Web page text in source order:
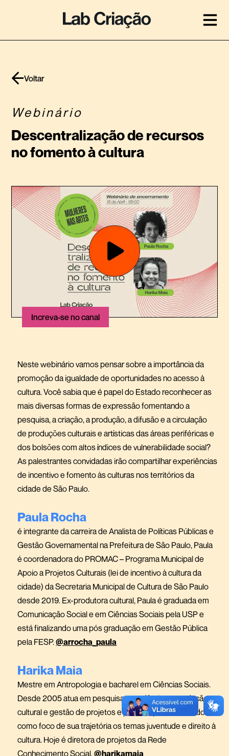
Voltar
Webinário
Descentralização de recursos
no fomento à cultura
Increva-se no canal
Neste webinário vamos pensar sobre a importância da
promoção da igualdade de oportunidades no acesso à
cultura. Você sabia que é papel do Estado reconhecer as
mais diversas formas de expressão fomentando a
pesquisa, a criação, a produção, a difusão e a circulação
de produções culturais e artísticas das áreas periféricas e
dos bolsões com altos índices de vulnerabilidade social?
As palestrantes convidadas irão compartilhar experiências
de incentivo e fomento às culturas nos territórios da
cidade de São Paulo.
Paula Rocha
é integrante da carreira de Analista de Políticas Públicas e
Gestão Governamental na Prefeitura de São Paulo, Paula
é coordenadora do PROMAC – Programa Municipal de
Apoio a Projetos Culturais (lei de incentivo à cultura da
cidade) da Secretaria Municipal de Cultura de São Paulo
desde 2019. Ex-produtora cultural, Paula é graduada em
Comunicação Social e em Ciências Sociais pela USP e
está finalizando uma pós graduação em Gestão Pública
pela FESP.@arrocha_paula
Harika Maia
Mestre em Antropologia e bacharel em Ciências Sociais.
Desde 2005 atua em pesquisas acadêmicas, produção
cultural e gestão de projetos e políticas públicas, tendo
como foco de sua trajetória os temas juventude e direito à
cultura. Hoje é diretora de projetos da Rede
Conhecimento Social.@harikamaia